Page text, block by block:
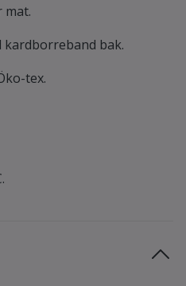
mat.
kardborreband bak.
tex.